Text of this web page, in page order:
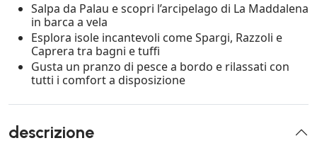
Salpa da Palau e scopri l’arcipelago di La Maddalena
in barca a vela
Esplora isole incantevoli come Spargi, Razzoli e
Caprera tra bagni e tuffi
Gusta un pranzo di pesce a bordo e rilassati con
tutti i comfort a disposizione
descrizione